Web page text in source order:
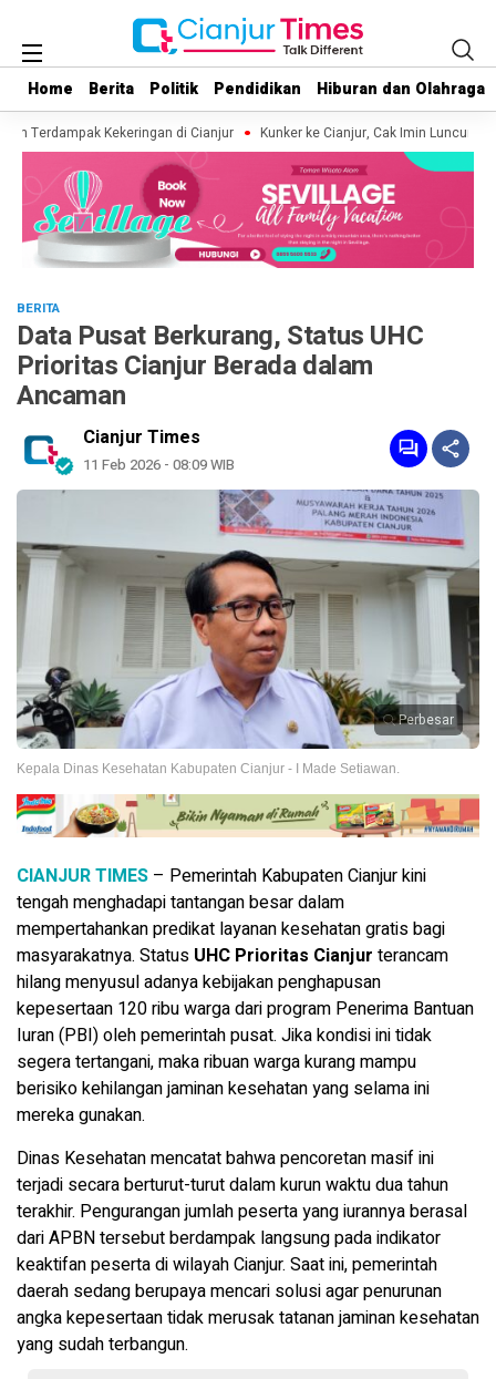
Home Berita Politik Pendidikan Hiburan dan Olahraga
Home Berita Politik Pendidikan Hiburan dan Olahraga
Terdampak Kekeringan di Cianjur Kunker ke Cianjur, Cak Imin Luncurkan
BERITA
Data Pusat Berkurang, Status UHC
Prioritas Cianjur Berada dalam
Ancaman
Cianjur Times
11 Feb 2026 - 08:09 WIB
Perbesar
Kepala Dinas Kesehatan Kabupaten Cianjur - I Made Setiawan.
CIANJUR TIMES – Pemerintah Kabupaten Cianjur kini
tengah menghadapi tantangan besar dalam
mempertahankan predikat layanan kesehatan gratis bagi
masyarakatnya. Status UHC Prioritas Cianjur terancam
hilang menyusul adanya kebijakan penghapusan
kepesertaan 120 ribu warga dari program Penerima Bantuan
Iuran (PBI) oleh pemerintah pusat. Jika kondisi ini tidak
segera tertangani, maka ribuan warga kurang mampu
berisiko kehilangan jaminan kesehatan yang selama ini
mereka gunakan.
Dinas Kesehatan mencatat bahwa pencoretan masif ini
terjadi secara berturut-turut dalam kurun waktu dua tahun
terakhir. Pengurangan jumlah peserta yang iurannya berasal
dari APBN tersebut berdampak langsung pada indikator
keaktifan peserta di wilayah Cianjur. Saat ini, pemerintah
daerah sedang berupaya mencari solusi agar penurunan
angka kepesertaan tidak merusak tatanan jaminan kesehatan
yang sudah terbangun.